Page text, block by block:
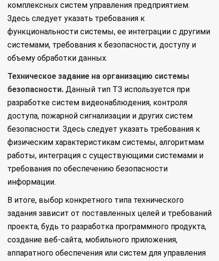
комплексных систем управления предприятием.
Здесь следует указать требования к
функциональности системы, ее интеграции с другими
системами, требования к безопасности, доступу и
объему обработки данных.
Техническое задание на организацию системы
безопасности. Данный тип ТЗ используется при
разработке систем видеонаблюдения, контроля
доступа, пожарной сигнализации и других систем
безопасности. Здесь следует указать требования к
физическим характеристикам системы, алгоритмам
работы, интеграция с существующими системами и
требования по обеспечению безопасности
информации.
В итоге, выбор конкретного типа технического
задания зависит от поставленных целей и требований
проекта, будь то разработка программного продукта,
создание веб-сайта, мобильного приложения,
аппаратного обеспечения или систем для управления